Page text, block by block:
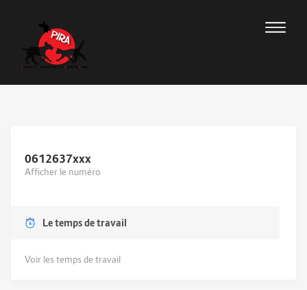
0612637xxx
Afficher le numéro
Le temps de travail
Voir les temps de travail